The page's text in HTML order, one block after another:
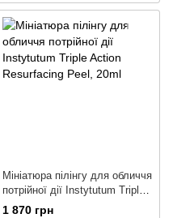
Мініатюра пілінгу для обличчя
потрійної дії Instytutum Triple
Action Resurfacing Peel, 20ml
1 870 грн